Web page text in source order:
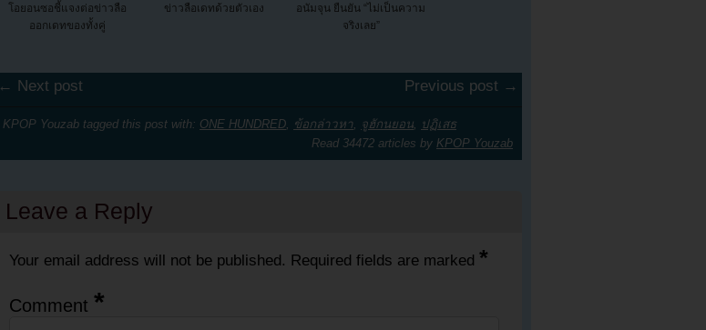
โอยอนซอชี้แจงต่อข่าวลือ
ออกเดทของทั้งคู่
ข่าวลือเดทด้วยตัวเอง
อนัมจุน ยืนยัน “ไม่เป็นความ
จริงเลย”
← Next post Previous post →
KPOP Youzab tagged this post with: ONE HUNDRED, ข้อกล่าวหา, จูฮักนยอน, ปฏิเสธ
Read 34472 articles by KPOP Youzab
Leave a Reply
Your email address will not be published. Required fields are marked *
Comment *